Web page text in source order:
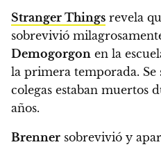
Stranger Things revela
sobrevivió
Demogorgon en la
la primera temporada. Se
colegas estaban muertos
años.
Brenner sobrevivió y